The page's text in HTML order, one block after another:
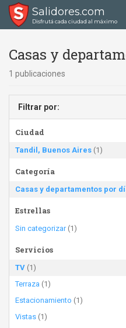
Salidores.com
Disfrutá cada ciudad al máximo
Casas y
1 publicaciones
Filtrar por:
Ciudad
Tandil, Buenos Aires (1)
Categoría
Casas y departamentos por
Estrellas
Sin categorizar(1)
Servicios
TV (1)
Terraza (1)
Estacionamiento (1)
Vistas (1)